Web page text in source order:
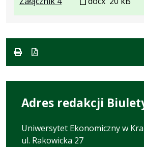
docx
kB
Plik
formacie:
Rozmiar
20
w
Adres redakcji
Uniwersytet Ekonomiczny w
ul. Rakowicka 27